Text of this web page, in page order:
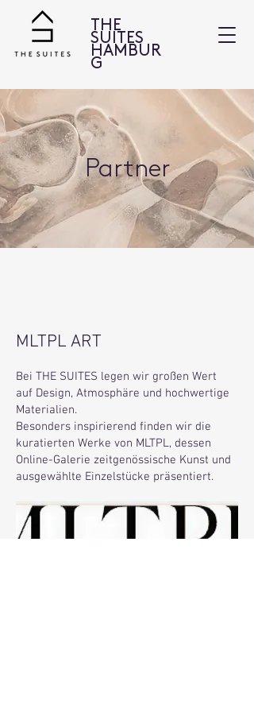
THE
SUITES
HAMBUR
G
Partner
MLTPL ART
Bei THE SUITES legen wir großen Wert
auf Design, Atmosphäre und hochwertige
Materialien.
Besonders inspirierend finden wir die
kuratierten Werke von MLTPL, dessen
Online-Galerie zeitgenössische Kunst und
ausgewählte Einzelstücke präsentiert.